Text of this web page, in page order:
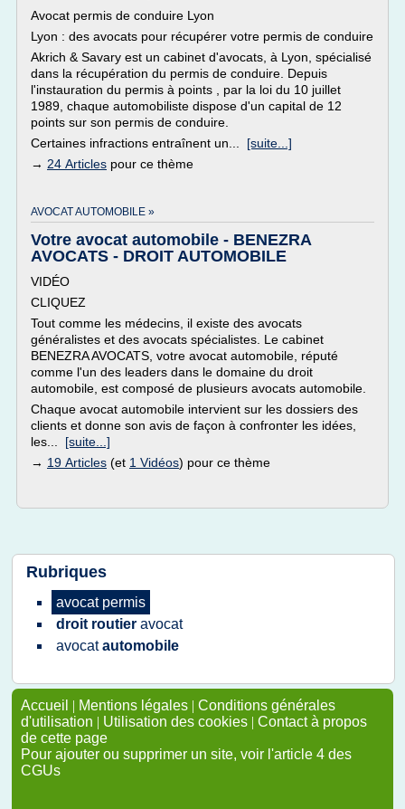
Avocat permis de conduire Lyon
Lyon : des avocats pour récupérer votre permis de conduire
Akrich & Savary est un cabinet d'avocats, à Lyon, spécialisé
dans la récupération du permis de conduire. Depuis
l'instauration du permis à points , par la loi du 10 juillet
1989, chaque automobiliste dispose d'un capital de 12
points sur son permis de conduire.
Certaines infractions entraînent un... [suite...]
→ 24 Articles pour ce thème
AVOCAT AUTOMOBILE »
Votre avocat automobile - BENEZRA
AVOCATS - DROIT AUTOMOBILE
VIDÉO
CLIQUEZ
Tout comme les médecins, il existe des avocats
généralistes et des avocats spécialistes. Le cabinet
BENEZRA AVOCATS, votre avocat automobile, réputé
comme l'un des leaders dans le domaine du droit
automobile, est composé de plusieurs avocats automobile.
Chaque avocat automobile intervient sur les dossiers des
clients et donne son avis de façon à confronter les idées,
les... [suite...]
→ 19 Articles (et 1 Vidéos) pour ce thème
Rubriques
avocat permis
droit routier avocat
avocatautomobile
Accueil | Mentions légales | Conditions générales
d'utilisation | Utilisation des cookies | Contact à propos
de cette page
Pour ajouter ou supprimer un site, voir l'article 4 des
CGUs